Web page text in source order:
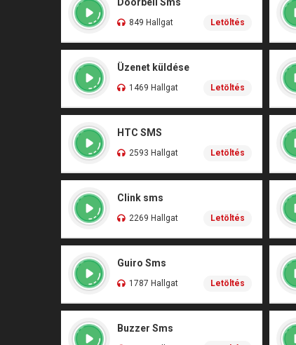
849 Hallgat Letöltés
Üzenet küldése
1469 Hallgat Letöltés
HTC SMS
2593 Hallgat Letöltés
Clink sms
2269 Hallgat Letöltés
Guiro Sms
1787 Hallgat Letöltés
Buzzer Sms